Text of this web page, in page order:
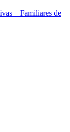
– Familiares de